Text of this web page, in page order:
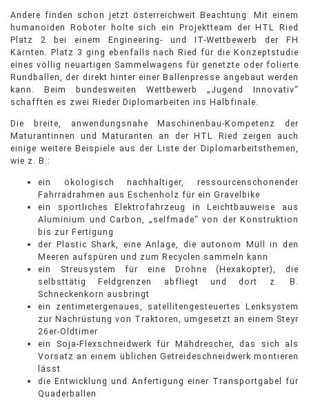
Andere finden schon jetzt österreichweit Beachtung: Mit einem
humanoiden Roboter holte sich ein Projektteam der HTL Ried
Platz 2 bei einem Engineering- und IT-Wettbewerb der FH
Kärnten. Platz 3 ging ebenfalls nach Ried für die Konzeptstudie
eines völlig neuartigen Sammelwagens für genetzte oder folierte
Rundballen, der direkt hinter einer Ballenpresse angebaut werden
kann. Beim bundesweiten Wettbewerb „Jugend Innovativ“
schafften es zwei Rieder Diplomarbeiten ins Halbfinale.
Die breite, anwendungsnahe Maschinenbau-Kompetenz der
Maturantinnen und Maturanten an der HTL Ried zeigen auch
einige weitere Beispiele aus der Liste der Diplomarbeitsthemen,
wie z. B.:
ein ökologisch nachhaltiger, ressourcenschonender
Fahrradrahmen aus Eschenholz für ein Gravelbike
ein sportliches Elektrofahrzeug in Leichtbauweise aus
Aluminium und Carbon, „selfmade“ von der Konstruktion
bis zur Fertigung
der Plastic Shark, eine Anlage, die autonom Müll in den
Meeren aufspüren und zum Recyclen sammeln kann
ein Streusystem für eine Drohne (Hexakopter), die
selbsttätig Feldgrenzen abfliegt und dort z. B.
Schneckenkorn ausbringt
ein zentimetergenaues, satellitengesteuertes Lenksystem
zur Nachrüstung von Traktoren, umgesetzt an einem Steyr
26er-Oldtimer
ein Soja-Flexschneidwerk für Mähdrescher, das sich als
Vorsatz an einem üblichen Getreideschneidwerk montieren
lässt
die Entwicklung und Anfertigung einer Transportgabel für
Quaderballen